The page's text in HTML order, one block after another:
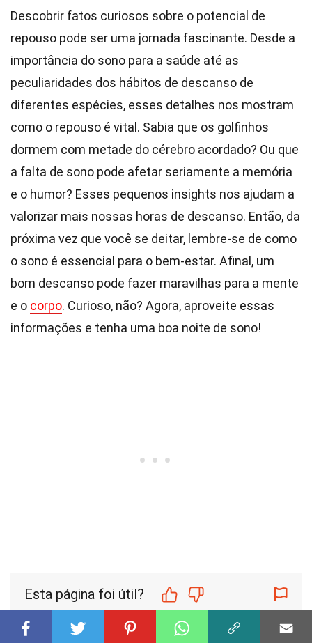
Descobrir fatos curiosos sobre o potencial de
repouso pode ser uma jornada fascinante. Desde a
importância do sono para a saúde até as
peculiaridades dos hábitos de descanso de
diferentes espécies, esses detalhes nos mostram
como o repouso é vital. Sabia que os golfinhos
dormem com metade do cérebro acordado? Ou que
a falta de sono pode afetar seriamente a memória
e o humor? Esses pequenos insights nos ajudam a
valorizar mais nossas horas de descanso. Então, da
próxima vez que você se deitar, lembre-se de como
o sono é essencial para o bem-estar. Afinal, um
bom descanso pode fazer maravilhas para a mente
e o corpo. Curioso, não? Agora, aproveite essas
informações e tenha uma boa noite de sono!
Esta página foi útil?